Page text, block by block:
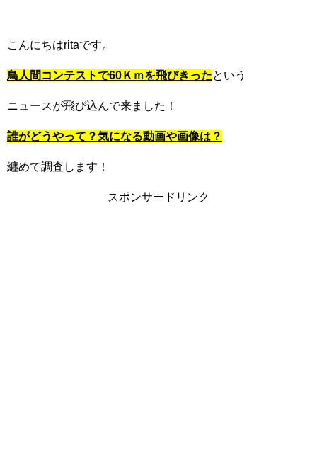
こんにちはritaです。
鳥人間コンテストで60Ｋｍを飛びきったという
ニュースが飛び込んで来ました！
誰がどうやって？気になる動画や画像は？
纏めて調査します！
スポンサードリンク